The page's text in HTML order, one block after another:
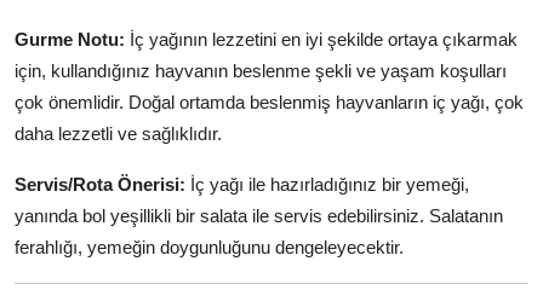
Gurme Notu: İç yağının lezzetini en iyi şekilde ortaya çıkarmak
için, kullandığınız hayvanın beslenme şekli ve yaşam koşulları
çok önemlidir. Doğal ortamda beslenmiş hayvanların iç yağı, çok
daha lezzetli ve sağlıklıdır.
Servis/Rota Önerisi: İç yağı ile hazırladığınız bir yemeği,
yanında bol yeşillikli bir salata ile servis edebilirsiniz. Salatanın
ferahlığı, yemeğin doygunluğunu dengeleyecektir.